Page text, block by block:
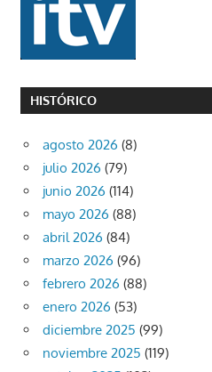
HISTÓRICO
agosto 2026 (8)
julio 2026 (79)
junio 2026 (114)
mayo 2026 (88)
abril 2026 (84)
marzo 2026 (96)
febrero 2026 (88)
enero 2026 (53)
diciembre 2025 (99)
noviembre 2025 (119)